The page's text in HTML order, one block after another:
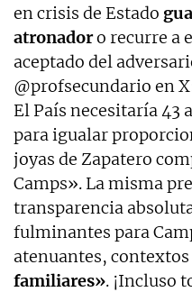
en crisis de Estado
atronadoro recurre a
aceptado del
@profsecundario en
El País necesitaría 43
para igualar
joyas de Zapatero
Camps». La misma
transparencia
fulminantes para
atenuantes, contextos
familiares». ¡Incluso